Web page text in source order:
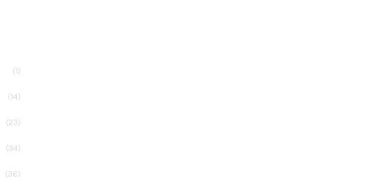
(1)
(14)
(23)
(34)
(36)